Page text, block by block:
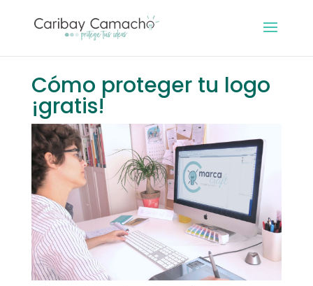
Cómo proteger tu logo
¡gratis!